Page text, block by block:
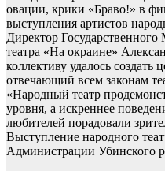
овации, крики «Браво!» в
выступления артистов
Директор
театра «На окраине»
коллективу удалось создать
отвечающий всем законам
«Народный театр
уровня, а искреннее
любителей порадовали
Выступление народного
Администрации Убинского